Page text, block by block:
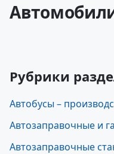
Рубрики
Автобусы –
Автозаправочные и
Автозаправочные